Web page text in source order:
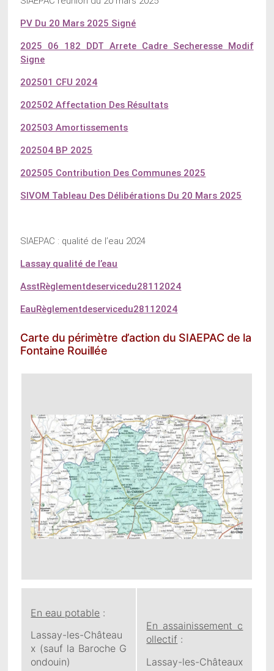
PV Du 20 Mars 2025 Signé
2025 06 182 DDT Arrete Cadre Secheresse Modif
Signe
202501 CFU 2024
202502 Affectation Des Résultats
202503 Amortissements
202504 BP 2025
202505 Contribution Des Communes 2025
SIVOM Tableau Des Délibérations Du 20 Mars 2025
SIAEPAC : qualité de l’eau 2024
Lassay qualité de l’eau
AsstRèglementdeservicedu28112024
EauRèglementdeservicedu28112024
Carte du périmètre d’action du SIAEPAC de la
Fontaine Rouillée
En eau potable :
Lassay-les-Château
x (sauf la Baroche G
ondouin)
En assainissement c
ollectif :
Lassay-les-Châteaux